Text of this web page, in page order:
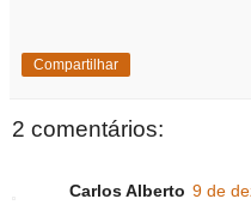
Compartilhar
2 comentários:
Carlos Alberto 9 de